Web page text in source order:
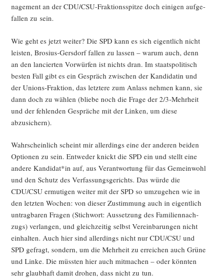
nage­ment an der CDU/C­SU-Frak­ti­ons­spit­ze doch eini­gen auf­ge­
fal­len zu sein.
Wie geht es jetzt wei­ter? Die SPD kann es sich eigent­lich nicht
leis­ten, Bro­si­us-Gers­dorf fal­len zu las­sen – war­um auch, denn
an den lan­cier­ten Vor­wür­fen ist nichts dran. Im staats­po­li­tisch
bes­ten Fall gibt es ein Gespräch zwi­schen der Kan­di­da­tin und
der Uni­ons-Frak­ti­on, das letz­te­re zum Anlass neh­men kann, sie
dann doch zu wäh­len (blie­be noch die Fra­ge der 2/3‑Mehrheit
und der feh­len­den Gesprä­che mit der Lin­ken, um die­se
abzusichern).
Wahr­schein­lich scheint mir aller­dings eine der ande­ren bei­den
Optio­nen zu sein. Ent­we­der knickt die SPD ein und stellt eine
ande­re Kandidat*in auf, aus Ver­ant­wor­tung für das Gemein­wohl
und den Schutz des Ver­fas­sungs­ge­richts. Das wür­de die
CDU/CSU ermu­ti­gen wei­ter mit der SPD so umzu­ge­hen wie in
den letz­ten Wochen: von die­ser Zustim­mung auch in eigent­lich
untrag­ba­ren Fra­gen (Stich­wort: Aus­set­zung des Fami­li­en­nach­
zugs) ver­lan­gen, und gleich­zei­tig selbst Ver­ein­ba­run­gen nicht
ein­hal­ten. Auch hier sind aller­dings nicht nur CDU/CSU und
SPD gefragt, son­dern, um die Mehr­heit zu errei­chen auch Grü­ne
und Lin­ke. Die müss­ten hier auch mit­ma­chen – oder könn­ten
sehr glaub­haft damit dro­hen, dass nicht zu tun.